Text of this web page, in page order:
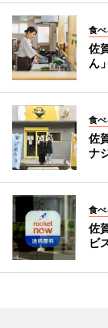
食べ
佐
ん
食べ
佐
ナ
食べ
佐
ビ